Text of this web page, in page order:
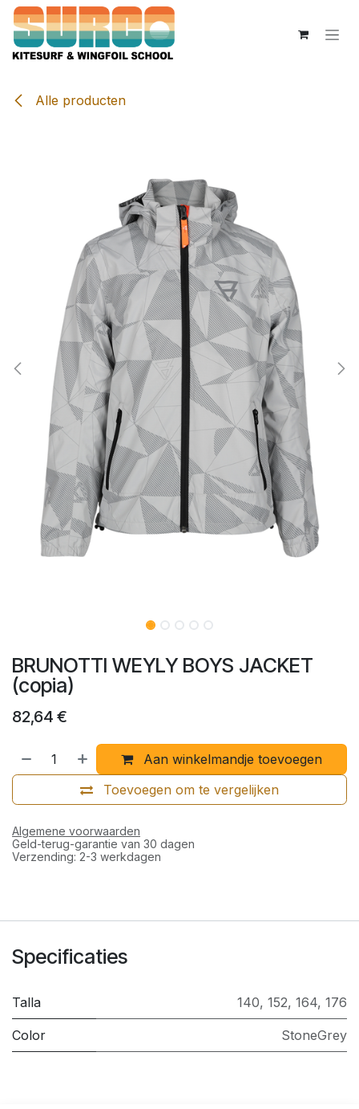
Overslaan naar inhoud
Alle producten
BRUNOTTI WEYLY BOYS JACKET
(copia)
82,64 €
Aan winkelmandje toevoegen
Toevoegen om te vergelijken
Algemene voorwaarden
Geld-terug-garantie van 30 dagen
Verzending: 2-3 werkdagen
Specificaties
Talla 140, 152, 164, 176
Color StoneGrey